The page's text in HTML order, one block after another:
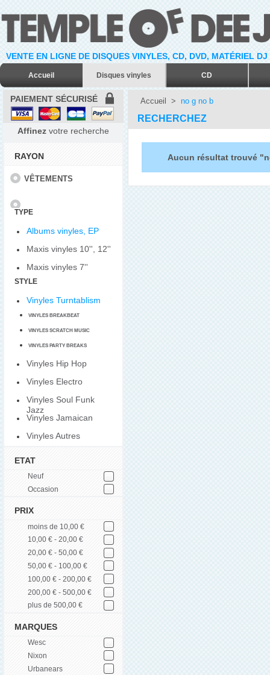
VENTE EN LIGNE DE DISQUES VINYLES, CD, DVD, MATÉRIEL
Accueil Disques vinyles CD
PAIEMENT SÉCURISÉ
Affinez votre recherche
RAYON
VÊTEMENTS
TYPE
Albums vinyles, EP
Maxis vinyles 10'', 12''
Maxis vinyles 7''
STYLE
Vinyles Turntablism
VINYLES BREAKBEAT
VINYLES SCRATCH MUSIC
VINYLES PARTY BREAKS
Vinyles Hip Hop
Vinyles Electro
Vinyles Soul Funk
Jazz
Vinyles Jamaican
Vinyles Autres
ETAT
Neuf
Occasion
PRIX
moins de 10,00 €
10,00 € - 20,00 €
20,00 € - 50,00 €
50,00 € - 100,00 €
100,00 € - 200,00 €
200,00 € - 500,00 €
plus de 500,00 €
MARQUES
Wesc
Nixon
Urbanears
Accueil > no g no b
RECHERCHEZ
Aucun résultat trouvé